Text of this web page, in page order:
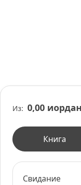
Из: 0,00
Книга
Свидание